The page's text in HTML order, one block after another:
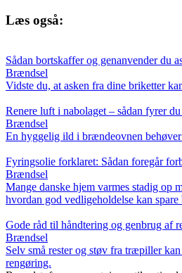
Læs også:
Sådan bortskaffer og genanvender du
Brændsel
Vidste du, at asken fra dine briketter
Renere luft i nabolaget – sådan fyrer
Brændsel
En hyggelig ild i brændeovnen
Fyringsolie forklaret: Sådan foregår
Brændsel
Mange danske hjem varmes stadig op
hvordan god vedligeholdelse kan spare
Gode råd til håndtering og genbrug af
Brændsel
Selv små rester og støv fra træpiller
rengøring.